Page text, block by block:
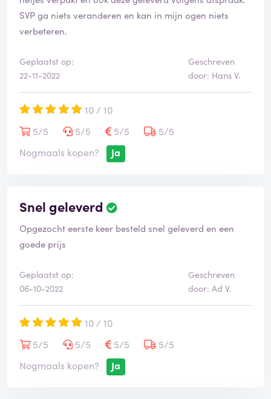
SVP ga niets veranderen en kan in mijn ogen niets
verbeteren.
Geplaatst op:
22-11-2022
Geschreven
door: Hans V.
10 / 10
5/5
5/5 5/5
5/5
Nogmaals kopen?
Ja
Snel geleverd
Opgezocht eerste keer besteld snel geleverd en een
goede prijs
Geplaatst op:
06-10-2022
Geschreven
door: Ad V.
10 / 10
5/5
5/5 5/5
5/5
Nogmaals kopen?
Ja